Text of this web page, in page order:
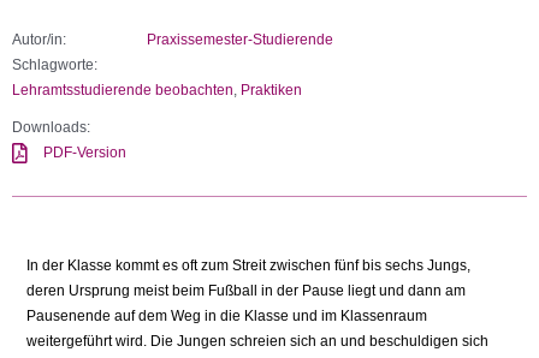
Autor/in:
Praxissemester-Studierende
Schlagworte:
Lehramtsstudierende beobachten Praktiken
Downloads:
PDF-Version
In der Klasse kommt es oft zum Streit zwischen fünf bis sechs Jungs,
deren Ursprung meist beim Fußball in der Pause liegt und dann am
Pausenende auf dem Weg in die Klasse und im Klassenraum
weitergeführt wird. Die Jungen schreien sich an und beschuldigen sich